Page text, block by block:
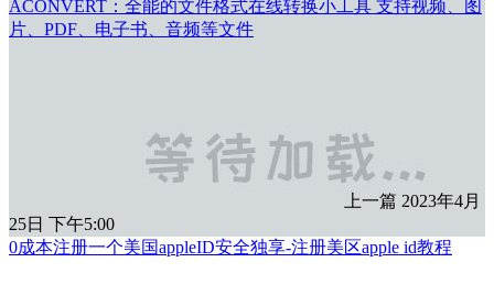
ACONVERT：全能的文件格式在线转换小工具 支持视频、图
片、PDF、电子书、音频等文件
上一篇 2023年4月
25日 下午5:00
0成本注册一个美国appleID安全独享-注册美区apple id教程